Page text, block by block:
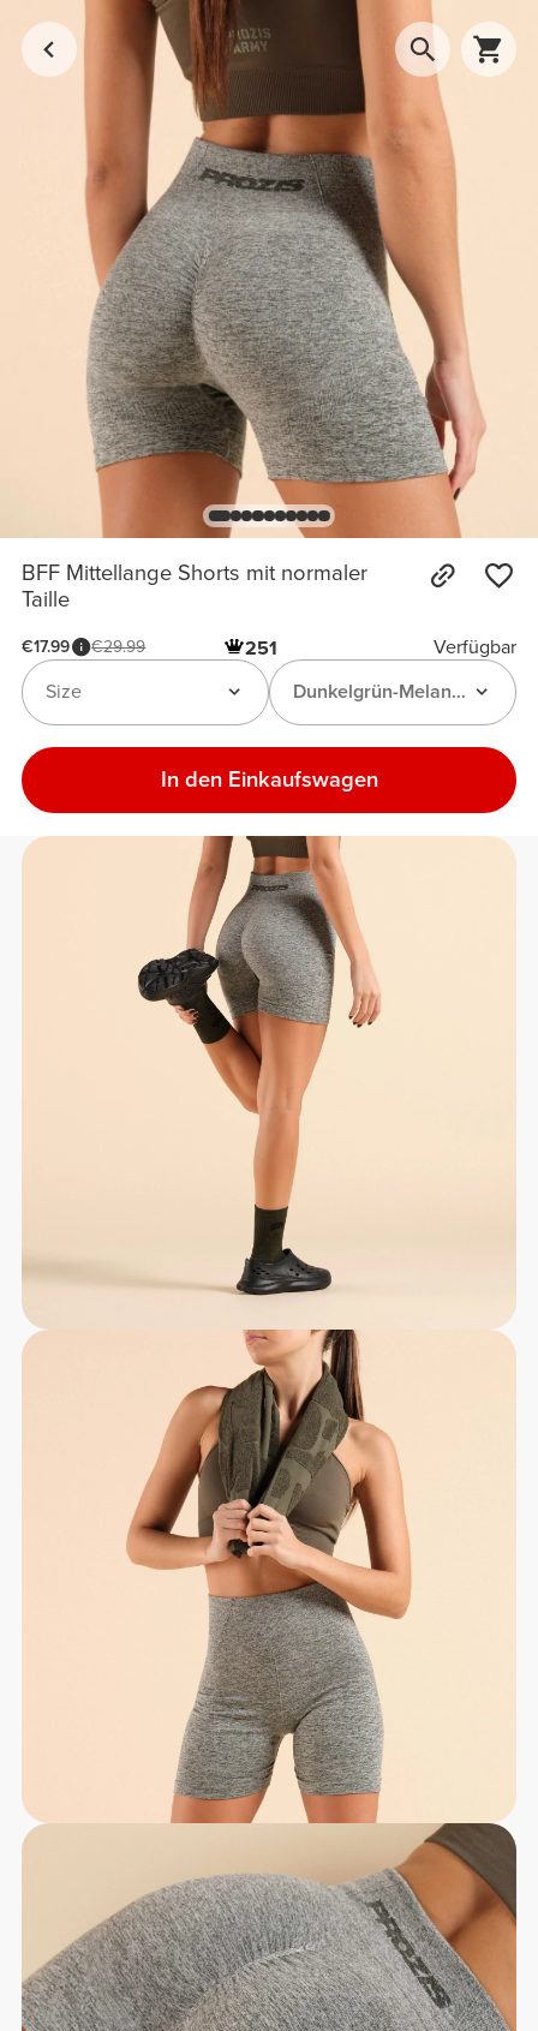
BFF Mittellange Shorts mit normaler
Taille
€17.99 €29.99 251
Verfügbar
Dunkelgrün-Melange
Size
In den Einkaufswagen